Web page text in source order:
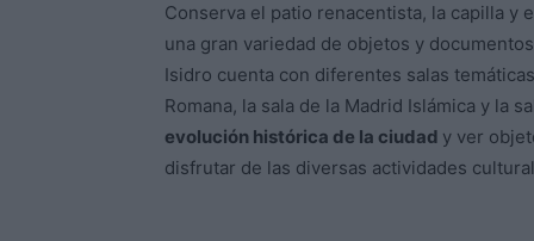
Conserva el patio renacentista, la capilla y
una gran variedad de objetos y
Isidro cuenta con diferentes salas
Romana, la sala de la Madrid Islámica y la
evolución histórica de la ciudad y ver
disfrutar de las diversas actividades